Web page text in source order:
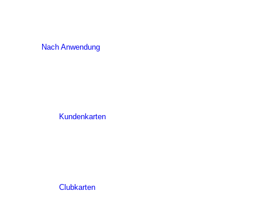
Nach Anwendung
Kundenkarten
Clubkarten